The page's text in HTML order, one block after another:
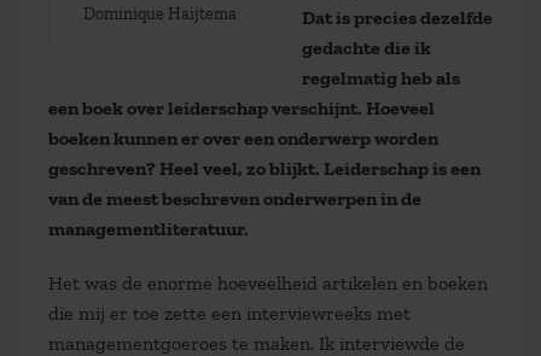
Dominique Haijtema
Dat is precies dezelfde
gedachte die ik
regelmatig heb als
een boek over leiderschap verschijnt. Hoeveel
boeken kunnen er over een onderwerp worden
geschreven? Heel veel, zo blijkt. Leiderschap is een
van de meest beschreven onderwerpen in de
managementliteratuur.
Het was de enorme hoeveelheid artikelen en boeken
die mij er toe zette een interviewreeks met
managementgoeroes te maken. Ik interviewde de